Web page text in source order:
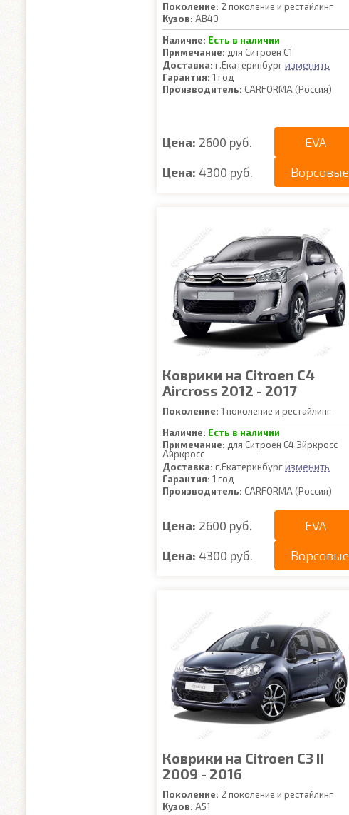
Поколение: 2 поколение и рестайлинг
Кузов: AB40
Наличие: Есть в наличии
Примечание: для Ситроен С1
Доставка: г.Екатеринбургизменить
Гарантия: 1 год
Производитель: CARFORMA (Россия)
Цена: 2600 руб. EVA
Цена: 4300 руб. Ворсовые
Коврики на Citroen C4
Aircross 2012 - 2017
Поколение: 1 поколение и рестайлинг
Наличие: Есть в наличии
Примечание: для Ситроен С4 Эйркросс
Айркросс
Доставка: г.Екатеринбургизменить
Гарантия: 1 год
Производитель: CARFORMA (Россия)
Цена: 2600 руб. EVA
Цена: 4300 руб. Ворсовые
Коврики на Citroen C3 II
2009 - 2016
Поколение: 2 поколение и рестайлинг
Кузов: A51